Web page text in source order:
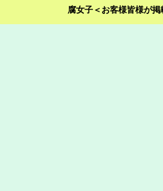
腐女子＜お客様皆様が